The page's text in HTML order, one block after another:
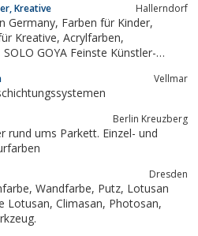
Kreative Hallerndorf
Vellmar
Berlin Kreuzberg
rund ums Parkett. Einzel- und
Naturfarben
Dresden
Lotusan
Photosan,